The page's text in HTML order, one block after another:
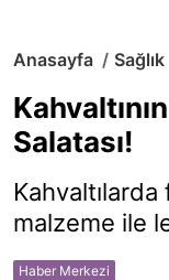
Anasayfa Sağlık
Salatası!
Kahvaltılarda
malzeme ile
Haber Merkezi